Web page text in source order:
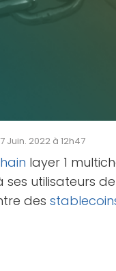
Juin. 2022 à 12h47
layer 1
ses utilisateurs
des